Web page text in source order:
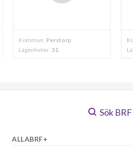
Kommun
Sök BRF
ALLABRF+